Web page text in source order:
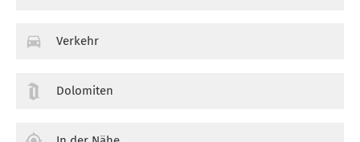
Verkehr
Dolomiten